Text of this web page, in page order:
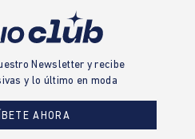
Newsletter y recibe
y lo último en moda
AHORA